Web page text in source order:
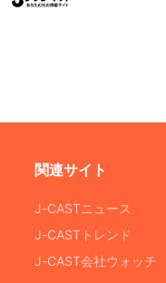
関連サイト
J-CASTニュース
J-CASTトレンド
J-CAST会社ウォッチ